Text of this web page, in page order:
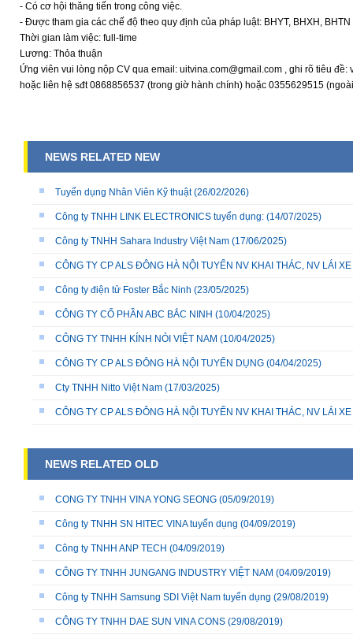
- Có cơ hội thăng tiến trong công việc.
- Được tham gia các chế độ theo quy định của pháp luật: BHYT, BHXH, BHTN
Thời gian làm việc: full-time
Lương: Thỏa thuận
Ứng viên vui lòng nộp CV qua email: uitvina.com@gmail.com , ghi rõ tiêu đề:
hoặc liên hệ sđt 0868856537 (trong giờ hành chính) hoặc 0355629515
NEWS RELATED NEW
Tuyển dụng Nhân Viên Kỹ thuật(26/02/2026)
Công ty TNHH LINK ELECTRONICS tuyển dụng: (14/07/2025)
Công ty TNHH Sahara Industry Việt Nam (17/06/2025)
CÔNG TY CP ALS ĐÔNG HÀ NỘI TUYỂN NV KHAI THÁC, NV LÁI
Công ty điện tử Foster Bắc Ninh (23/05/2025)
CÔNG TY CỔ PHẦN ABC BẮC NINH (10/04/2025)
CÔNG TY TNHH KÍNH NỎI VIỆT NAM (10/04/2025)
CÔNG TY CP ALS ĐÔNG HÀ NỘI TUYỂN DỤNG (04/04/2025)
Cty TNHH Nitto Việt Nam (17/03/2025)
CÔNG TY CP ALS ĐÔNG HÀ NỘI TUYỂN NV KHAI THÁC, NV LÁI
NEWS RELATED OLD
CONG TY TNHH VINA YONG SEONG (05/09/2019)
Công ty TNHH SN HITEC VINA tuyển dụng (04/09/2019)
Công ty TNHH ANP TECH (04/09/2019)
CÔNG TY TNHH JUNGANG INDUSTRY VIỆT NAM (04/09/2019)
Công ty TNHH Samsung SDI Việt Nam tuyển dụng (29/08/2019)
CÔNG TY TNHH DAE SUN VINA CONS (29/08/2019)